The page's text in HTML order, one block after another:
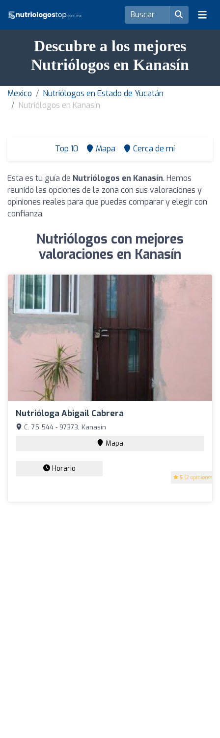
Descubre a los mejores
Nutriólogos en Kanasín
Mexico
Nutriólogos en Estado de Yucatán
Nutriólogos en Kanasín
Top 10 Mapa Cerca de mí
Esta es tu guía de Nutriólogos en Kanasín. Hemos
reunido las opciones de la zona con sus valoraciones y
opiniones reales para que puedas comparar y elegir con
confianza.
Nutriólogos con mejores
valoraciones en Kanasín
Nutrióloga Abigail Cabrera
5 (2 opiniones)
C. 75 544 - 97373, Kanasín
Mapa
Horario